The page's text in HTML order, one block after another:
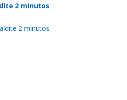
2 minutos